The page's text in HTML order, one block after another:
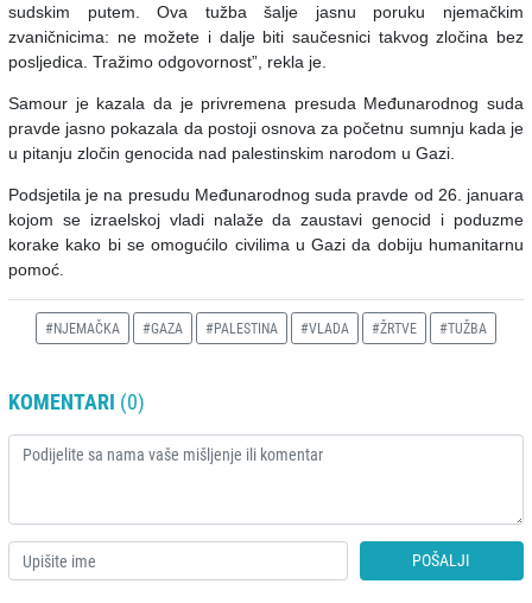
sudskim putem. Ova tužba šalje jasnu poruku njemačkim
zvaničnicima: ne možete i dalje biti saučesnici takvog zločina bez
posljedica. Tražimo odgovornost”, rekla je.
Samour je kazala da je privremena presuda Međunarodnog suda
pravde jasno pokazala da postoji osnova za početnu sumnju kada je
u pitanju zločin genocida nad palestinskim narodom u Gazi.
Podsjetila je na presudu Međunarodnog suda pravde od 26. januara
kojom se izraelskoj vladi nalaže da zaustavi genocid i poduzme
korake kako bi se omogućilo civilima u Gazi da dobiju humanitarnu
pomoć.
#NJEMAČKA #GAZA #PALESTINA #VLADA #ŽRTVE #TUŽBA
KOMENTARI (0)
POŠALJI